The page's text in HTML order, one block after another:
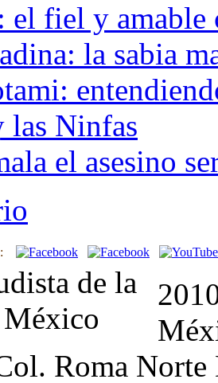
el fiel y amable
la sabia
las Ninfas
el asesino
Roma